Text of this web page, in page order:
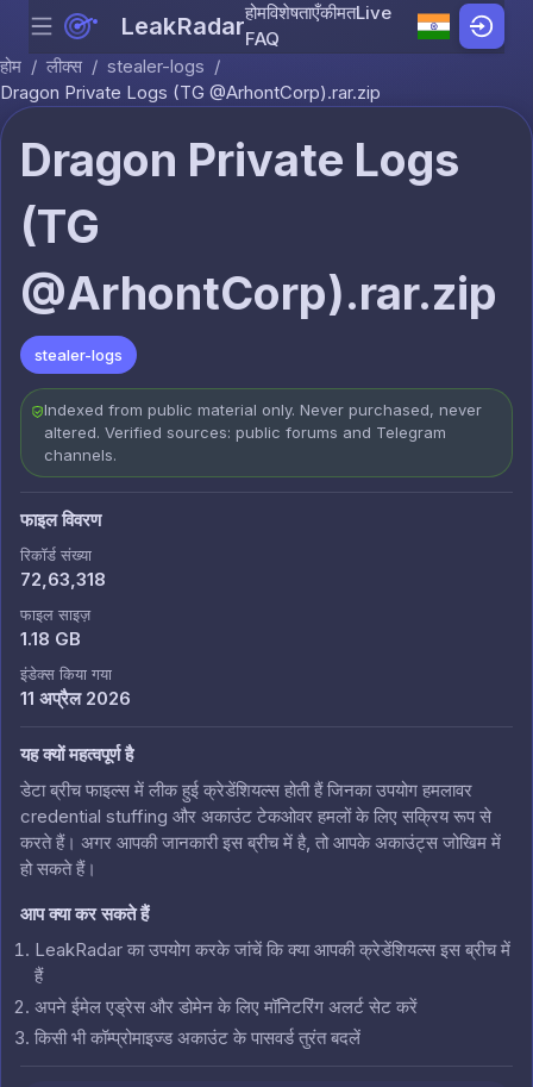
Skip to content
Menu LeakRadarहोमविशेषताएँकीमतLive
FAQ
होम / लीक्स / stealer-logs /
Dragon Private Logs (TG @ArhontCorp).rar.zip
Dragon Private Logs
(TG
@ArhontCorp).rar.zip
stealer-logs
Indexed from public material only. Never purchased, never
altered. Verified sources: public forums and Telegram
channels.
फाइल विवरण
रिकॉर्ड संख्या
72,63,318
फाइल साइज़
1.18 GB
इंडेक्स किया गया
11 अप्रैल 2026
यह क्यों महत्वपूर्ण है
डेटा ब्रीच फाइल्स में लीक हुई क्रेडेंशियल्स होती हैं जिनका उपयोग हमलावर
credential stuffing और अकाउंट टेकओवर हमलों के लिए सक्रिय रूप से
करते हैं। अगर आपकी जानकारी इस ब्रीच में है, तो आपके अकाउंट्स जोखिम में
हो सकते हैं।
आप क्या कर सकते हैं
LeakRadar का उपयोग करके जांचें कि क्या आपकी क्रेडेंशियल्स इस ब्रीच में
हैं
अपने ईमेल एड्रेस और डोमेन के लिए मॉनिटरिंग अलर्ट सेट करें
किसी भी कॉम्प्रोमाइज्ड अकाउंट के पासवर्ड तुरंत बदलें